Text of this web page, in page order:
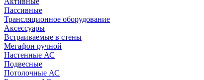
Пассивные
Трансляционное оборудование
Аксессуары
Встраиваемые в стены
Мегафон ручной
Настенные АС
Подвесные
Потолочные АС